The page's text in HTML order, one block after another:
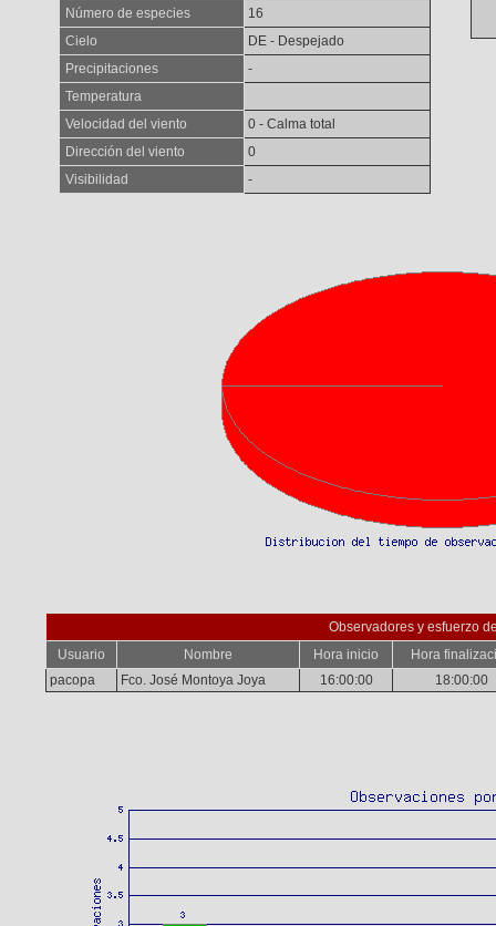
Número de especies
16
Cielo
DE - Despejado
Precipitaciones
-
Temperatura
Velocidad del viento
0 - Calma total
Dirección del viento
0
Visibilidad
-
Observadores y esfuerzo
Usuario
Nombre Hora inicio
Hora
pacopa
Fco. José Montoya Joya 16:00:00 18:00:00